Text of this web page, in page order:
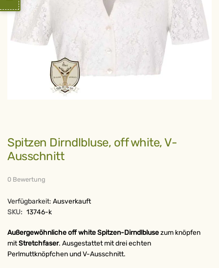
Zum
Anfang
der
Bildergalerie
Spitzen Dirndlbluse, off white, V-
Ausschnitt
0 Bewertung
Verfügbarkeit: Ausverkauft
SKU: 13746-k
Außergewöhnliche off white Spitzen-Dirndlblusezum knöpfen
mitStretchfaser. Ausgestattet mit drei echten
Perlmuttknöpfchen und V-Ausschnitt.